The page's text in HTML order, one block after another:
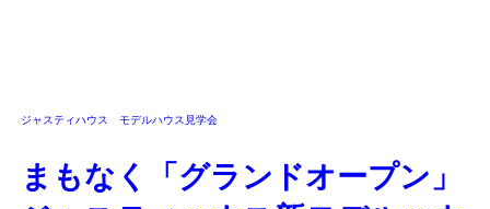
ジャスティハウス モデルハウス見学会
まもなく「グランドオープン」